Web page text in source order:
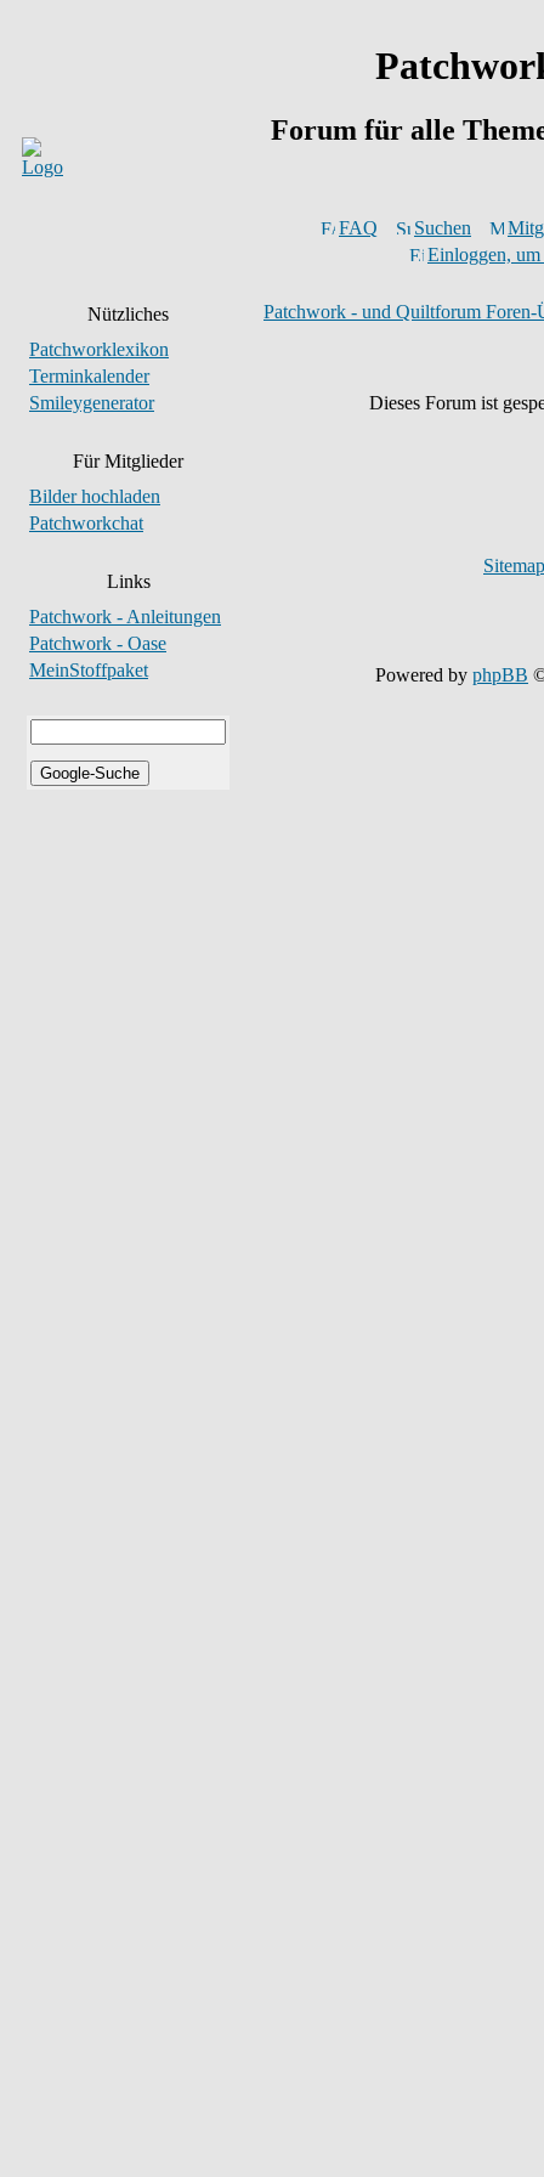
Forum für alle
FAQ Suchen
Einloggen,
Nützliches
Patchworklexikon
Terminkalender
Smileygenerator
Für Mitglieder
Bilder hochladen
Patchworkchat
Links
Patchwork - Anleitungen
Patchwork - Oase
MeinStoffpaket
Patchwork - und Quiltforum Foren-
Dieses Forum ist
Sitemap
Powered by phpBB